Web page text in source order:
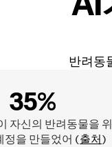
반려동
35%
자신의 반려동물을
정을 만들었어 (출처)